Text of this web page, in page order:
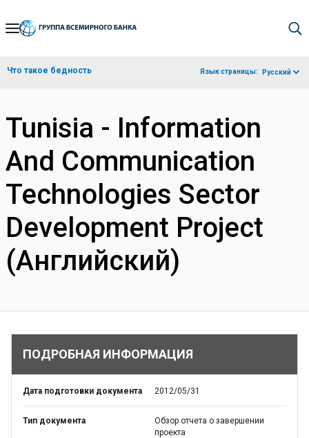
Skip
Navigation
Что такое бедность Язык страницы: Русский
Tunisia - Information
And Communication
Technologies Sector
Development Project
(Английский)
ПОДРОБНАЯ ИНФОРМАЦИЯ
Дата подготовки документа 2012/05/31
Тип документа
Обзор отчета о завершении
проекта